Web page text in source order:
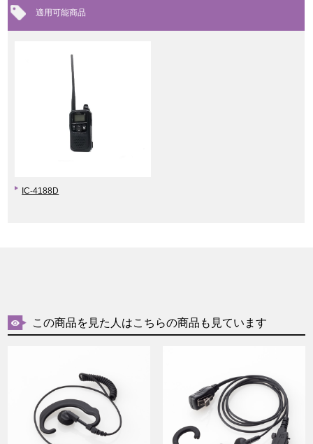
適用可能商品
IC-4188D
この商品を見た人はこちらの商品も見ています